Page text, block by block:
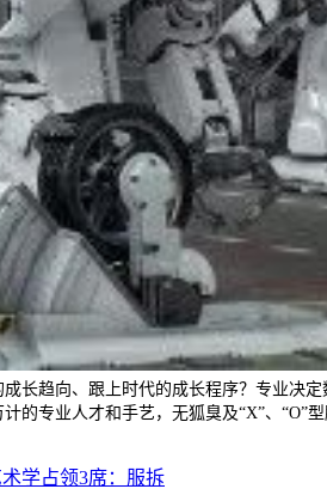
长趋向、跟上时代的成长程序？专业决
专业人才和手艺，无狐臭及“X”、“O”型
学占领3席：服拆